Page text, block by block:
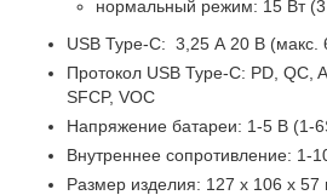
нормальный режим: 15 Вт
USB Type-C: 3,25 А 20 В (макс.
Протокол USB Type-C: PD, QC,
SFCP, VOC
Напряжение батареи: 1-5 В (1-
Внутреннее сопротивление: 1-
Размер изделия: 127 x 106 x 57